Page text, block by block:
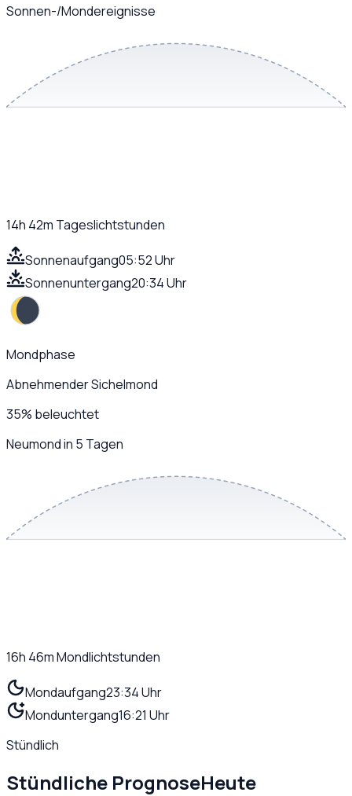
Sonnen-/Mondereignisse
14h 42m Tageslichtstunden
Sonnenaufgang05:52 Uhr
Sonnenuntergang20:34 Uhr
Mondphase
Abnehmender Sichelmond
35% beleuchtet
Neumond in 5 Tagen
16h 46mMondlichtstunden
Mondaufgang23:34 Uhr
Monduntergang16:21 Uhr
Stündlich
Stündliche PrognoseHeute